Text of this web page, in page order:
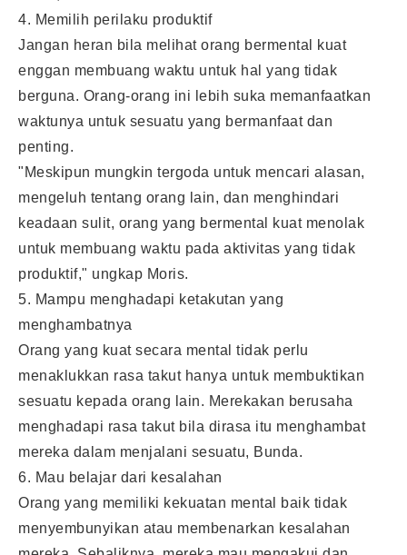
4. Memilih perilaku produktif
Jangan heran bila melihat orang bermental kuat
enggan membuang waktu untuk hal yang tidak
berguna. Orang-orang ini lebih suka memanfaatkan
waktunya untuk sesuatu yang bermanfaat dan
penting.
"Meskipun mungkin tergoda untuk mencari alasan,
mengeluh tentang orang lain, dan menghindari
keadaan sulit, orang yang bermental kuat menolak
untuk membuang waktu pada aktivitas yang tidak
produktif," ungkap Moris.
5. Mampu menghadapi ketakutan yang
menghambatnya
Orang yang kuat secara mental tidak perlu
menaklukkan rasa takut hanya untuk membuktikan
sesuatu kepada orang lain. Merekakan berusaha
menghadapi rasa takut bila dirasa itu menghambat
mereka dalam menjalani sesuatu, Bunda.
6. Mau belajar dari kesalahan
Orang yang memiliki kekuatan mental baik tidak
menyembunyikan atau membenarkan kesalahan